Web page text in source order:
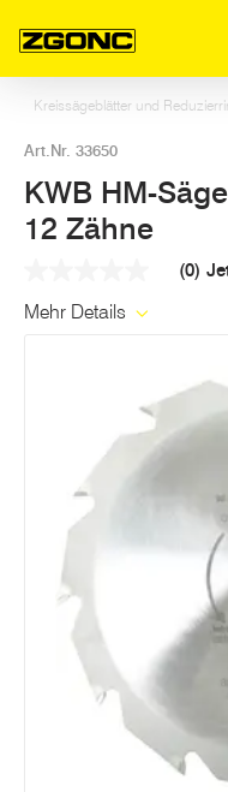
Kreissägeblätter und
Art.Nr. 33650
KWB HM-
12 Zähne
Link
(0)
Mehr Details